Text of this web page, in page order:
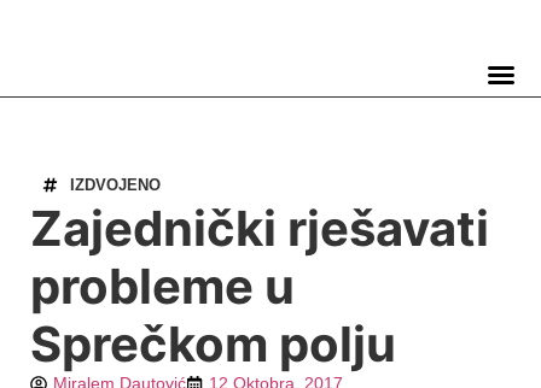
IZDVOJENO
Zajednički rješavati
probleme u
Sprečkom polju
Miralem Dautović 12 Oktobra, 2017